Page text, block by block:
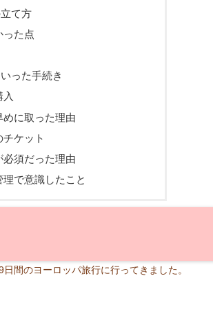
て方
った点
った手続き
入
めに取った理由
ケット
必須だった理由
で意識したこと
間のヨーロッパ旅行に行ってきました。